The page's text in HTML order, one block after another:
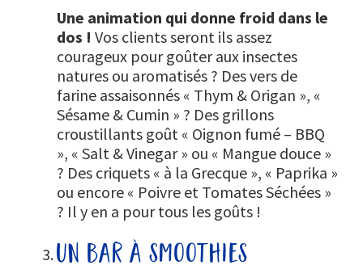
Une animation qui donne froid dans le
dos ! Vos clients seront ils assez
courageux pour goûter aux insectes
natures ou aromatisés ? Des vers de
farine assaisonnés « Thym & Origan », «
Sésame & Cumin » ? Des grillons
croustillants goût « Oignon fumé – BBQ
», « Salt & Vinegar » ou « Mangue douce »
? Des criquets « à la Grecque », « Paprika »
ou encore « Poivre et Tomates Séchées »
? Il y en a pour tous les goûts !
un bar à smoothies